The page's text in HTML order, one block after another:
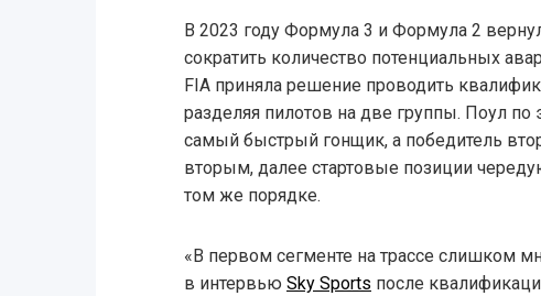
В 2023 году Формула 3 и Формула 2
сократить количество потенциальных
FIA приняла решение проводить
разделяя пилотов на две группы. Поул по
самый быстрый гонщик, а победитель
вторым, далее стартовые позиции
том же порядке.
«В первом сегменте на трассе слишком
в интервью Sky Sports после